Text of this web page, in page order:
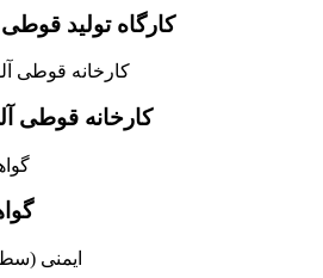
کارگاه تولید
کارخانه قوطی
ایمنی